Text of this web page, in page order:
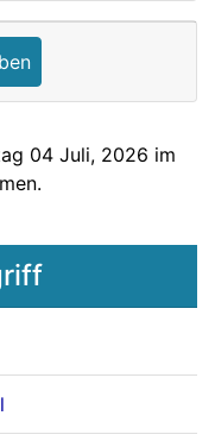
04 Juli, 2026 im